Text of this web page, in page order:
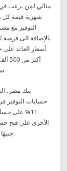
التوفير مع
بالإضافة الى
سنوي وعائد سنوي. الأسعار الجدديدة بعد خفض الفائدة:
بنك مصر،
11% على
جنيهًا مصريًا، ويتم احتساب الفائدة تبعًا لاحتياجات كل عميل.